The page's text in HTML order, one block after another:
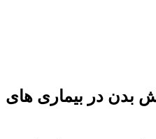
بدن در بیماری‌ های